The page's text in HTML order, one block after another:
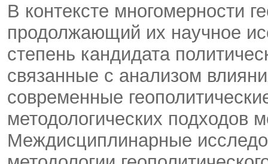
В контексте многомерности
продолжающий их научное
степень кандидата
связанные с анализом
современные
методологических подходов
Междисциплинарные